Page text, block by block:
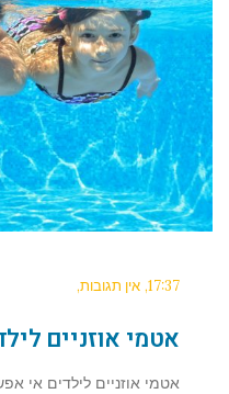
17:37 אין תגובות
אטמי אוזניים
אטמי אוזניים לילדים אי